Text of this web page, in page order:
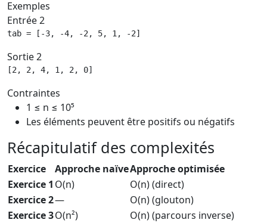
Exemples
Entrée 2
tab = [-3, -4, -2, 5, 1, -2]
Sortie 2
[2, 2, 4, 1, 2, 0]
Contraintes
1 ≤ n ≤ 10⁵
Les éléments peuvent être positifs ou négatifs
Récapitulatif des complexités
Exercice Approche naïveApproche optimisée
Exercice 1 O(n)
O(n) (direct)
Exercice 2—
O(n) (glouton)
Exercice 3O(n²)
O(n) (parcours inverse)